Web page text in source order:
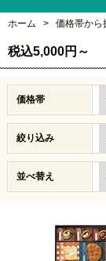
ホーム > 価格帯から
税込5,000円～
価格帯
絞り込み
並べ替え